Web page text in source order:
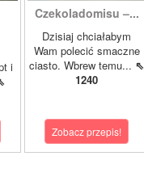
i
Czekoladomisu –...
Dzisiaj chciałabym
Wam polecić smaczne
ciasto. Wbrew temu... ⇖
1240
Zobacz przepis!